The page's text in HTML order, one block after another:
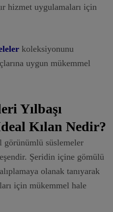
hizmet uygulamaları için
koleksiyonunu
uygun mükemmel
Yılbaşı
Kılan Nedir?
görünümlü süslemeler
Şeridin içine gömülü
olanak tanıyarak
için mükemmel hale